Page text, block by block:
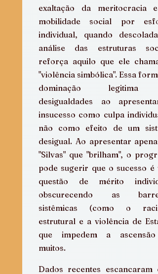
exaltação da meritocracia e
mobilidade social por
individual, quando descolada
análise das estruturas
reforça aquilo que ele
"violência simbólica". Essa
dominação legitima
desigualdades ao
insucesso como culpa
não como efeito de um
desigual. Ao apresentar
"Silvas" que "brilham", o
pode sugerir que o sucesso é
questão de mérito
obscurecendo as
sistêmicas (como o
estrutural e a violência de
que impedem a ascensão
muitos.
Dados recentes escancaram